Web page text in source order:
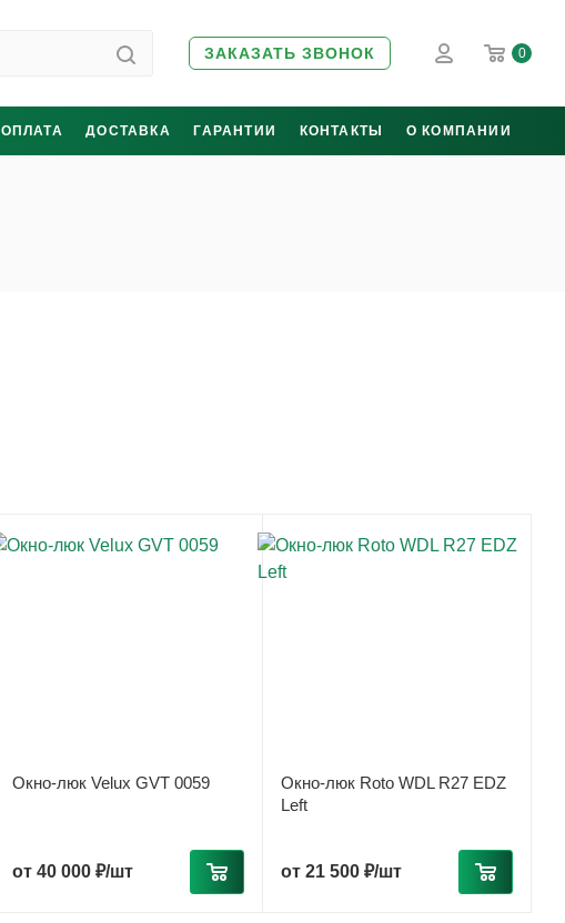
ЗАКАЗАТЬ ЗВОНОК 0
ОПЛАТА ДОСТАВКА ГАРАНТИИ КОНТАКТЫ О КОМПАНИИ
Окно-люк Velux GVT 0059
от 40 000 ₽/шт
Окно-люк Roto WDL R27 EDZ
Left
от 21 500 ₽/шт